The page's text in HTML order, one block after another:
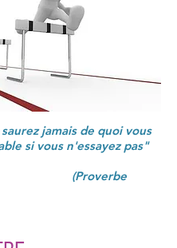
jamais de quoi vous
si vous n'essayez pas"